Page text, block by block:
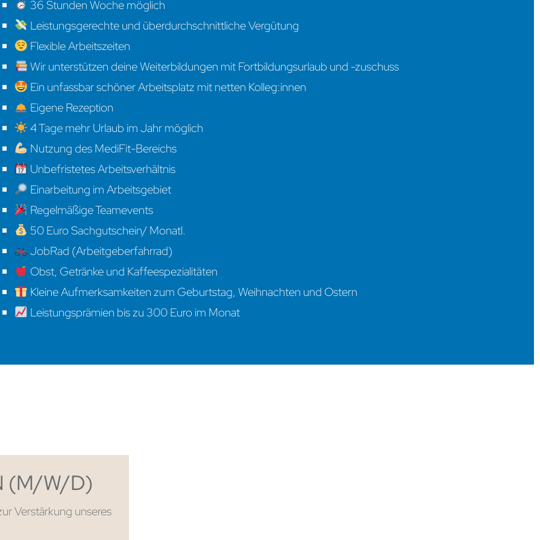
36 Stunden Woche möglich
Leistungsgerechte und überdurchschnittliche Vergütung
Flexible Arbeitszeiten
Wir unterstützen deine Weiterbildungen mit Fortbildungsurlaub und -zuschuss
Ein unfassbar schöner Arbeitsplatz mit netten Kolleg:innen
Eigene Rezeption
4 Tage mehr Urlaub im Jahr möglich
Nutzung des MediFit-Bereichs
Unbefristetes Arbeitsverhältnis
Einarbeitung im Arbeitsgebiet
Regelmäßige Teamevents
50 Euro Sachgutschein/ Monatl.
JobRad (Arbeitgeberfahrrad)
Obst, Getränke und Kaffeespezialitäten
Kleine Aufmerksamkeiten zum Geburtstag, Weihnachten und Ostern
Leistungsprämien bis zu 300 Euro im Monat
(M/W/D)
Verstärkung unseres